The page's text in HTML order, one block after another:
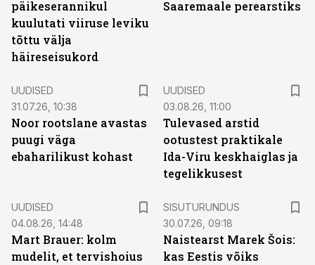
päikeserannikul
kuulutati viiruse leviku
tõttu välja
häireseisukord
Saaremaale perearstiks
UUDISED
31.07.26, 10:38
Noor rootslane avastas
puugi väga
ebaharilikust kohast
UUDISED
03.08.26, 11:00
Tulevased arstid
ootustest praktikale
Ida-Viru keskhaiglas ja
tegelikkusest
UUDISED
04.08.26, 14:48
Mart Brauer: kolm
mudelit, et tervishoius
SISUTURUNDUS
30.07.26, 09:18
Naistearst Marek Šois:
kas Eestis võiks